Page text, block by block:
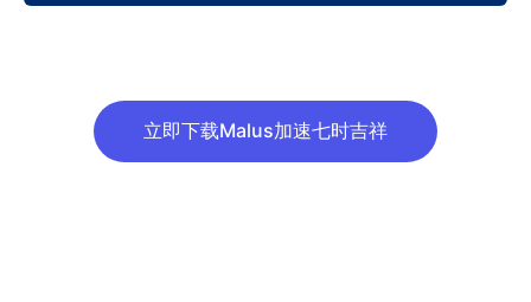
立即下载Malus加速七时吉祥